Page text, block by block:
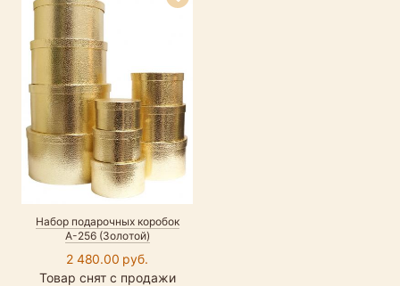
Набор подарочных коробок
А-256 (Золотой)
2 480.00 руб.
Товар снят с продажи